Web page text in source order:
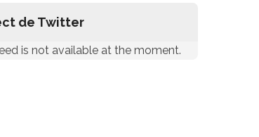
de Twitter
is not available at the moment.